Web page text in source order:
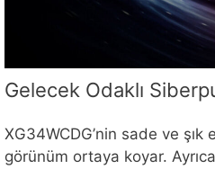
Gelecek Odaklı
XG34WCDG’nin sade ve şık
görünüm ortaya koyar.